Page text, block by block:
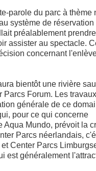
parole du parc à thème
système de réservation
préalablement
assister au spectacle.
concernant
bientôt une rivière
Parcs Forum. Les
générale de ce
pour ce qui concerne
Mundo, prévoit la
Parcs néerlandais,
Center Parcs
est généralement